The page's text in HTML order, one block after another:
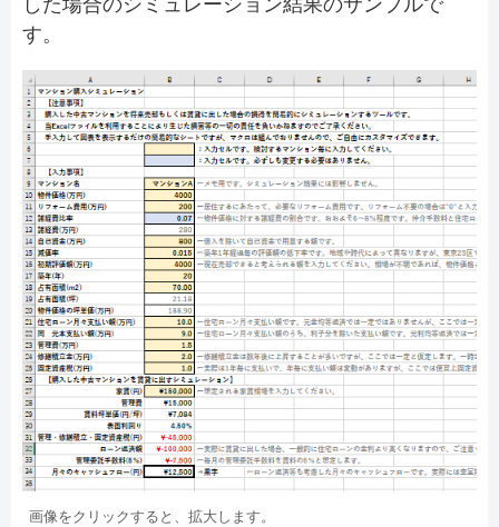
す。
画像をクリックすると、拡大します。